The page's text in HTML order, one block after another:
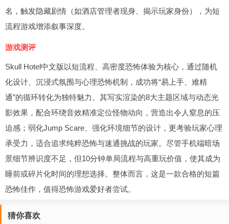
名，触发隐藏剧情（如酒店管理者现身、揭示玩家身份），为短
流程游戏增添叙事深度。
游戏测评
Skull Hotel中文版以短流程、高密度恐怖体验为核心，通过随机
化设计、沉浸式氛围与心理恐怖机制，成功将“易上手、难精
通”的循环转化为独特魅力。其写实渲染的8大主题区域与动态光
影效果，配合环绕音效精准定位怪物动向，营造出令人窒息的压
迫感；弱化Jump Scare、强化环境细节的设计，更考验玩家心理
承受力，适合追求纯粹恐怖与速通挑战的玩家。尽管手机端暗场
景细节辨识度不足，但10分钟单局流程与高重玩价值，使其成为
睡前或碎片化时间的理想选择。整体而言，这是一款合格的短篇
恐怖佳作，值得恐怖游戏爱好者尝试。
猜你喜欢